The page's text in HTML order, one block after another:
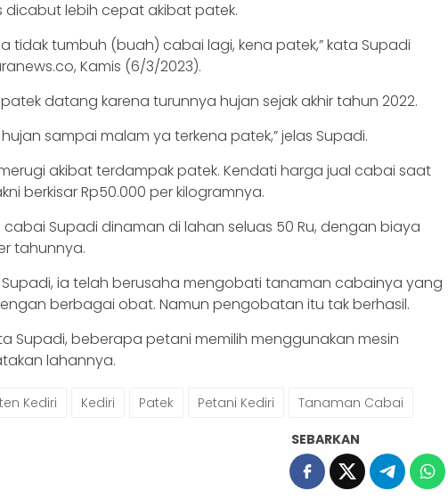
dicabut lebih cepat akibat patek.
tidak tumbuh (buah) cabai lagi, kena patek,” kata Supadi
Kamis (6/3/2023).
datang karena turunnya hujan sejak akhir tahun 2022.
hujan sampai malam ya terkena patek,” jelas Supadi.
akibat terdampak patek. Kendati harga jual cabai saat
berkisar Rp50.000 per kilogramnya.
Supadi dinaman di lahan seluas 50 Ru, dengan biaya
tahunnya.
ia telah berusaha mengobati tanaman cabainya yang
berbagai obat. Namun pengobatan itu tak berhasil.
Supadi, beberapa petani memilih menggunakan mesin
lahannya.
Kediri Kediri Patek Petani Kediri Tanaman Cabai
SEBARKAN